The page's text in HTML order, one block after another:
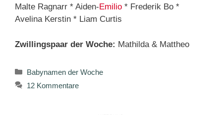
Malte Ragnarr * Aiden-Emilio * Frederik Bo *
Avelina Kerstin * Liam Curtis
Zwillingspaar der Woche: Mathilda & Mattheo
Kategorien
Babynamen der Woche
12 Kommentare